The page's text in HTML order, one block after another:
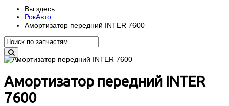
Вы здесь:
РокАвто
Амортизатор передний INTER 7600
Амортизатор передний INTER
7600